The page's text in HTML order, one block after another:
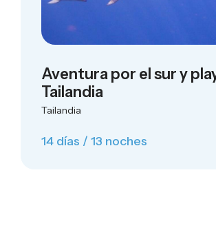
Aventura por el sur y
Tailandia
Tailandia
14 días / 13 noches